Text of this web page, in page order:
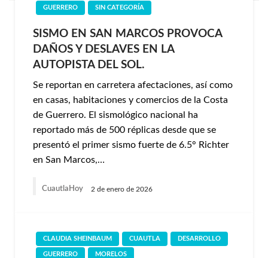
GUERRERO SIN CATEGORÍA
SISMO EN SAN MARCOS PROVOCA
DAÑOS Y DESLAVES EN LA
AUTOPISTA DEL SOL.
Se reportan en carretera afectaciones, así como
en casas, habitaciones y comercios de la Costa
de Guerrero. El sismológico nacional ha
reportado más de 500 réplicas desde que se
presentó el primer sismo fuerte de 6.5° Richter
en San Marcos,…
CuautlaHoy 2 de enero de 2026
CLAUDIA SHEINBAUM CUAUTLA DESARROLLO
GUERRERO MORELOS